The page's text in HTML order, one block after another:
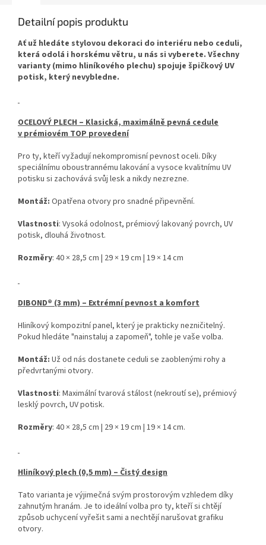
Detailní popis produktu
Ať už hledáte stylovou dekoraci do interiéru nebo ceduli,
která odolá i horskému větru, u nás si vyberete. Všechny
varianty (mimo hliníkového plechu) spojuje špičkový UV
potisk, který nevybledne.
OCELOVÝ PLECH – Klasická, maximálně pevná cedule
v prémiovém TOP provedení
Pro ty, kteří vyžadují nekompromisní pevnost oceli. Díky
speciálnímu oboustrannému lakování a vysoce kvalitnímu UV
potisku si zachovává svůj lesk a nikdy nezrezne.
Montáž: Opatřena otvory pro snadné připevnění.
Vlastnosti: Vysoká odolnost, prémiový lakovaný povrch, UV
potisk, dlouhá životnost.
Rozměry: 40 × 28,5 cm | 29 × 19 cm | 19 × 14 cm
DIBOND® (3 mm) – Extrémní pevnost a komfort
Hliníkový kompozitní panel, který je prakticky nezničitelný.
Pokud hledáte "nainstaluj a zapomeň", tohle je vaše volba.
Montáž: Už od nás dostanete ceduli se zaoblenými rohy a
předvrtanými otvory.
Vlastnosti: Maximální tvarová stálost (nekroutí se), prémiový
lesklý povrch, UV potisk.
Rozměry: 40 × 28,5 cm | 29 × 19 cm | 19 × 14 cm.
Hliníkový plech (0,5 mm) – Čistý design
Tato varianta je výjimečná svým prostorovým vzhledem díky
zahnutým hranám. Je to ideální volba pro ty, kteří si chtějí
způsob uchycení vyřešit sami a nechtějí narušovat grafiku
otvory.